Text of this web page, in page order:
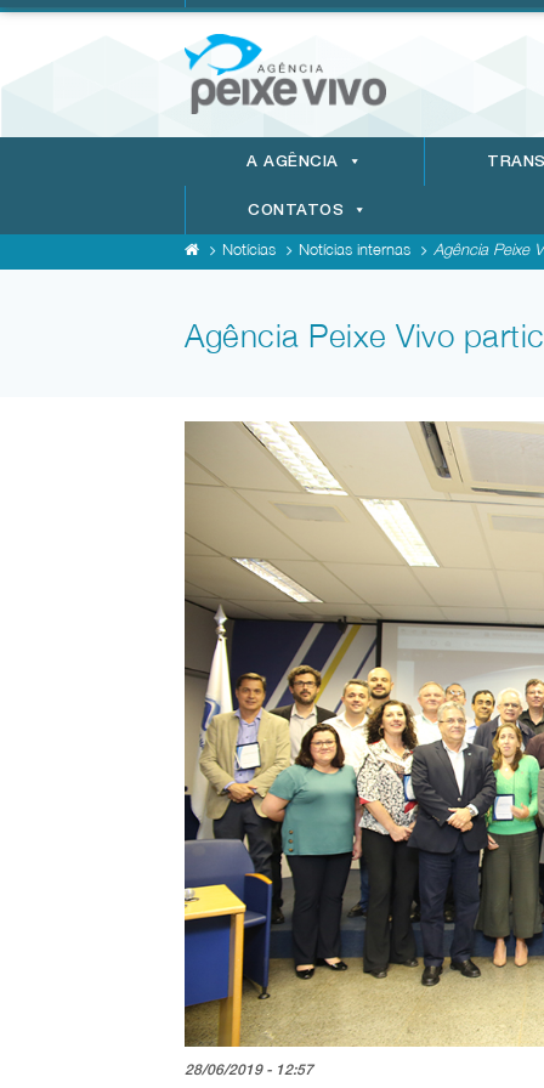
A AGÊNCIA
CONTATOS
Notícias Notícias internas Agência Peixe
Agência Peixe Vivo
28/06/2019 - 12:57